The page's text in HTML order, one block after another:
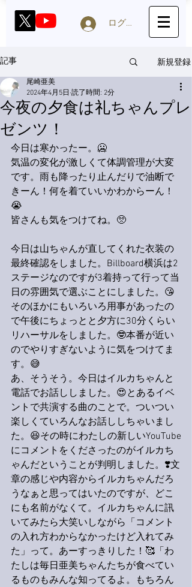
ログイン
記事 新規登録
今夜の夕食は礼ちゃんプレ
ゼンツ！
尾崎亜美
2024年4月5日 読了時間: 2分
今日は寒かったー。🥶
気温の変化が激しくて体調管理が大変
です。雨も降ったり止んだりで油断で
きーん！何を着ていいかわからーん！
😭
皆さんも気をつけてね。🥺
今日は山ちゃんが直してくれた衣装の
最終確認をしました。Billboard横浜は2
ステージなのですが3着持って行って当
日の雰囲気で選ぶことにしました。😘
そのほかにもいろいろ用事があったの
で午後にちょっとと夕方に30分くらい
リハーサルをしました。🤓本番が近い
のでやりすぎないように気をつけてま
す。😅
あ、そうそう。今日はイルカちゃんと
電話でお話ししました。😍とあるイベ
ントで共演する曲のことで。ついつい
楽しくていろんなお話ししちゃいまし
た。😆その時にわたしの新しいYouTube
にコメントをくださったのがイルカち
ゃんだということが判明しました。❣️文
章の感じや内容からイルカちゃんだろ
うなぁと思ってはいたのですが、どこ
にも名前がなくて。イルカちゃんに訊
いてみたら大笑いしながら「コメント
の入れ方わからなかったけど入れてみ
た」って。あーすっきりした！🥰「わ
たしは毎日亜美ちゃんたちが食べてい
るものもみんな知ってるよ。もちろん